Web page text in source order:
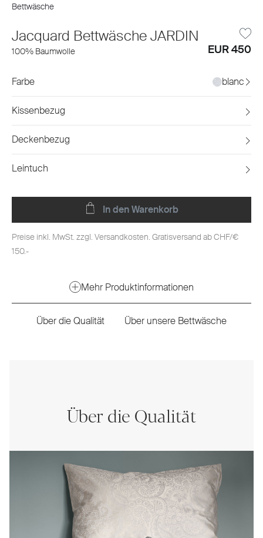
Bettwäsche
Jacquard Bettwäsche JARDIN
100% Baumwolle EUR 450
Farbe blanc
Kissenbezug
Deckenbezug
Leintuch
In den Warenkorb
Preise inkl. MwSt. zzgl. Versandkosten. Gratisversand ab CHF/€
150.-
Mehr Produktinformationen
Über die Qualität Über unsere Bettwäsche
Über die Qualität